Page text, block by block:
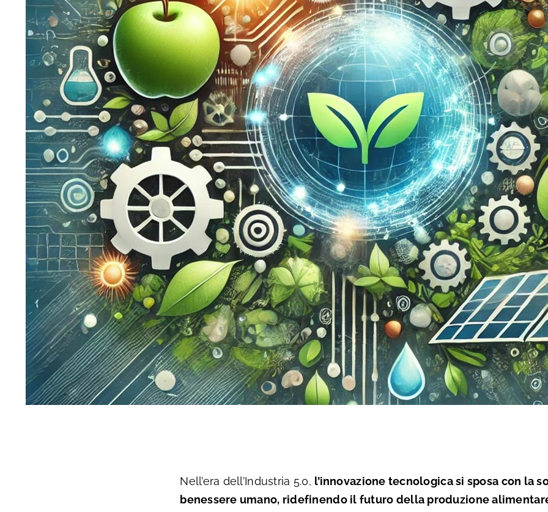
Nell’era dell’Industria 5.0, l’innovazione tecnologica si sposa con la
benessere umano, ridefinendo il futuro della produzione